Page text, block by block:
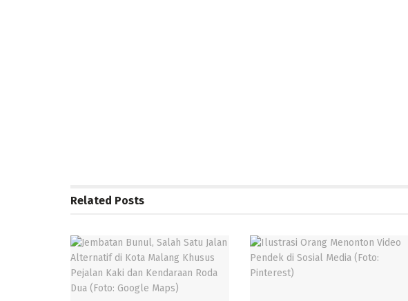
Related Posts